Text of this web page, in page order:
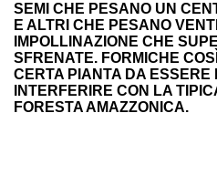
SEMI CHE PESANO UN
E ALTRI CHE PESANO
IMPOLLINAZIONE CHE
SFRENATE. FORMICHE
CERTA PIANTA DA ESSERE
INTERFERIRE CON LA
FORESTA AMAZZONICA.